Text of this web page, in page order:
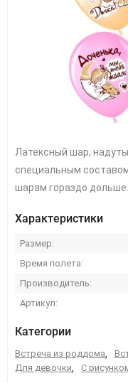
Латексный шар,
специальным
шарам гораздо дольше.
Характеристики
Размер:
Время полета:
Производитель:
Артикул:
Категории
Встреча из роддома,
Для девочки, С